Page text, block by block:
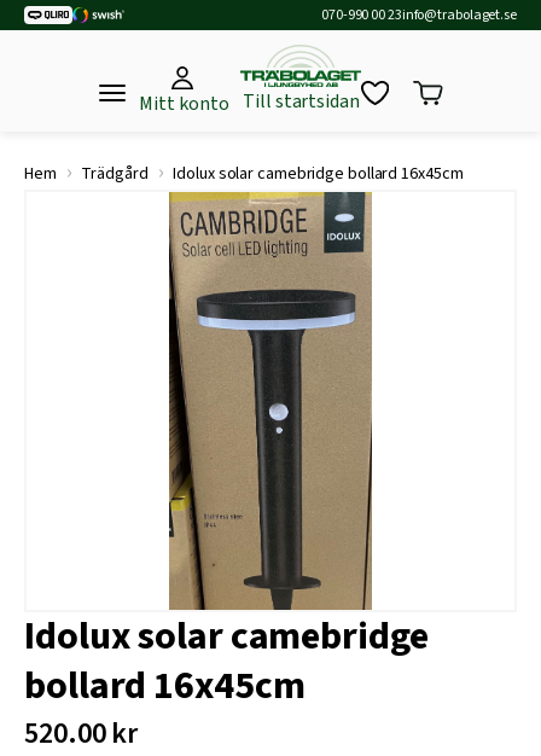
070-990 00 23info@trabolaget.se
Mitt konto Till startsidan
Hem › Trädgård › Idolux solar camebridge bollard 16x45cm
Idolux solar camebridge
bollard 16x45cm
520.00kr